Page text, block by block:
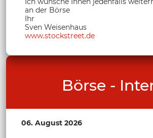
an der Börse
Ihr
Sven Weisenhaus
www.stockstreet.de
Börse -
06. August 2026